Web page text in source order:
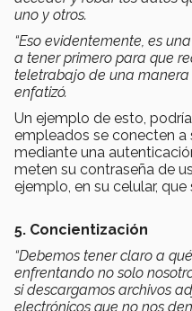
uno y otros.
“Eso evidentemente, es
a tener primero para que
teletrabajo de una manera
enfatizó.
Un ejemplo de esto,
empleados se conecten a
mediante una
meten su contraseña de
ejemplo, en su celular,
5. Concientización
“Debemos tener claro a
enfrentando no solo
si descargamos archivos
electrónicos que no nos